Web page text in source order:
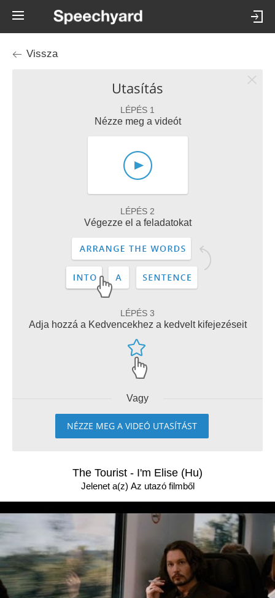
Vissza
Utasítás
LÉPÉS 1
Nézze meg a videót
LÉPÉS 2
Végezze el a feladatokat
LÉPÉS 3
Adja hozzá a Kedvencekhez a kedvelt kifejezéseit
Vagy
NÉZZE MEG A VIDEÓ UTASÍTÁST
The Tourist - I'm Elise (Hu)
Jelenet a(z) Az utazó filmből